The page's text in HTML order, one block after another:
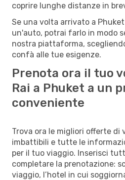
coprire lunghe distanze in
Se una volta arrivato a
un'auto, potrai farlo in modo
nostra piattaforma,
confà alle tue esigenze.
Prenota ora il tuo
Rai a Phuket a un
conveniente
Trova ora le migliori offerte di
imbattibili e tutte le
per il tuo viaggio. Inserisci
completare la prenotazione:
viaggio, l’hotel in cui